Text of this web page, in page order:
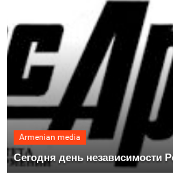
Armenian media
Сегодня день независимости